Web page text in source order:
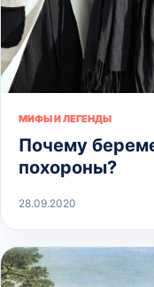
МИФЫ И ЛЕГЕНДЫ
Почему
похороны?
28.09.2020